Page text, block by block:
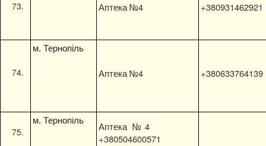
Аптека №4 +380931462921
м. Тернопіль
Аптека №4 +380633764139
м. Тернопіль
Аптека №4
+380504600571